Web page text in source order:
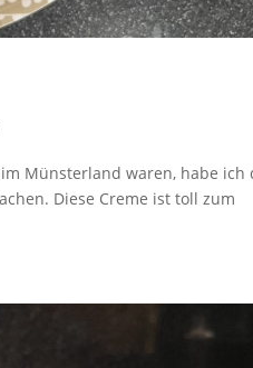
Münsterland waren, habe ich
Diese Creme ist toll zum